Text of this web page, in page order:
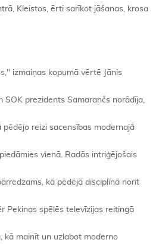
Kleistos, ērti sarīkot jāšanas, krosa
izmaiņas kopumā vērtē Jānis
SOK prezidents Samarančs norādīja,
reizi sacensības modernajā
vienā. Radās intriģējošais
kā pēdējā disciplīnā norit
Pekinas spēlēs televīzijas reitingā
kā mainīt un uzlabot moderno